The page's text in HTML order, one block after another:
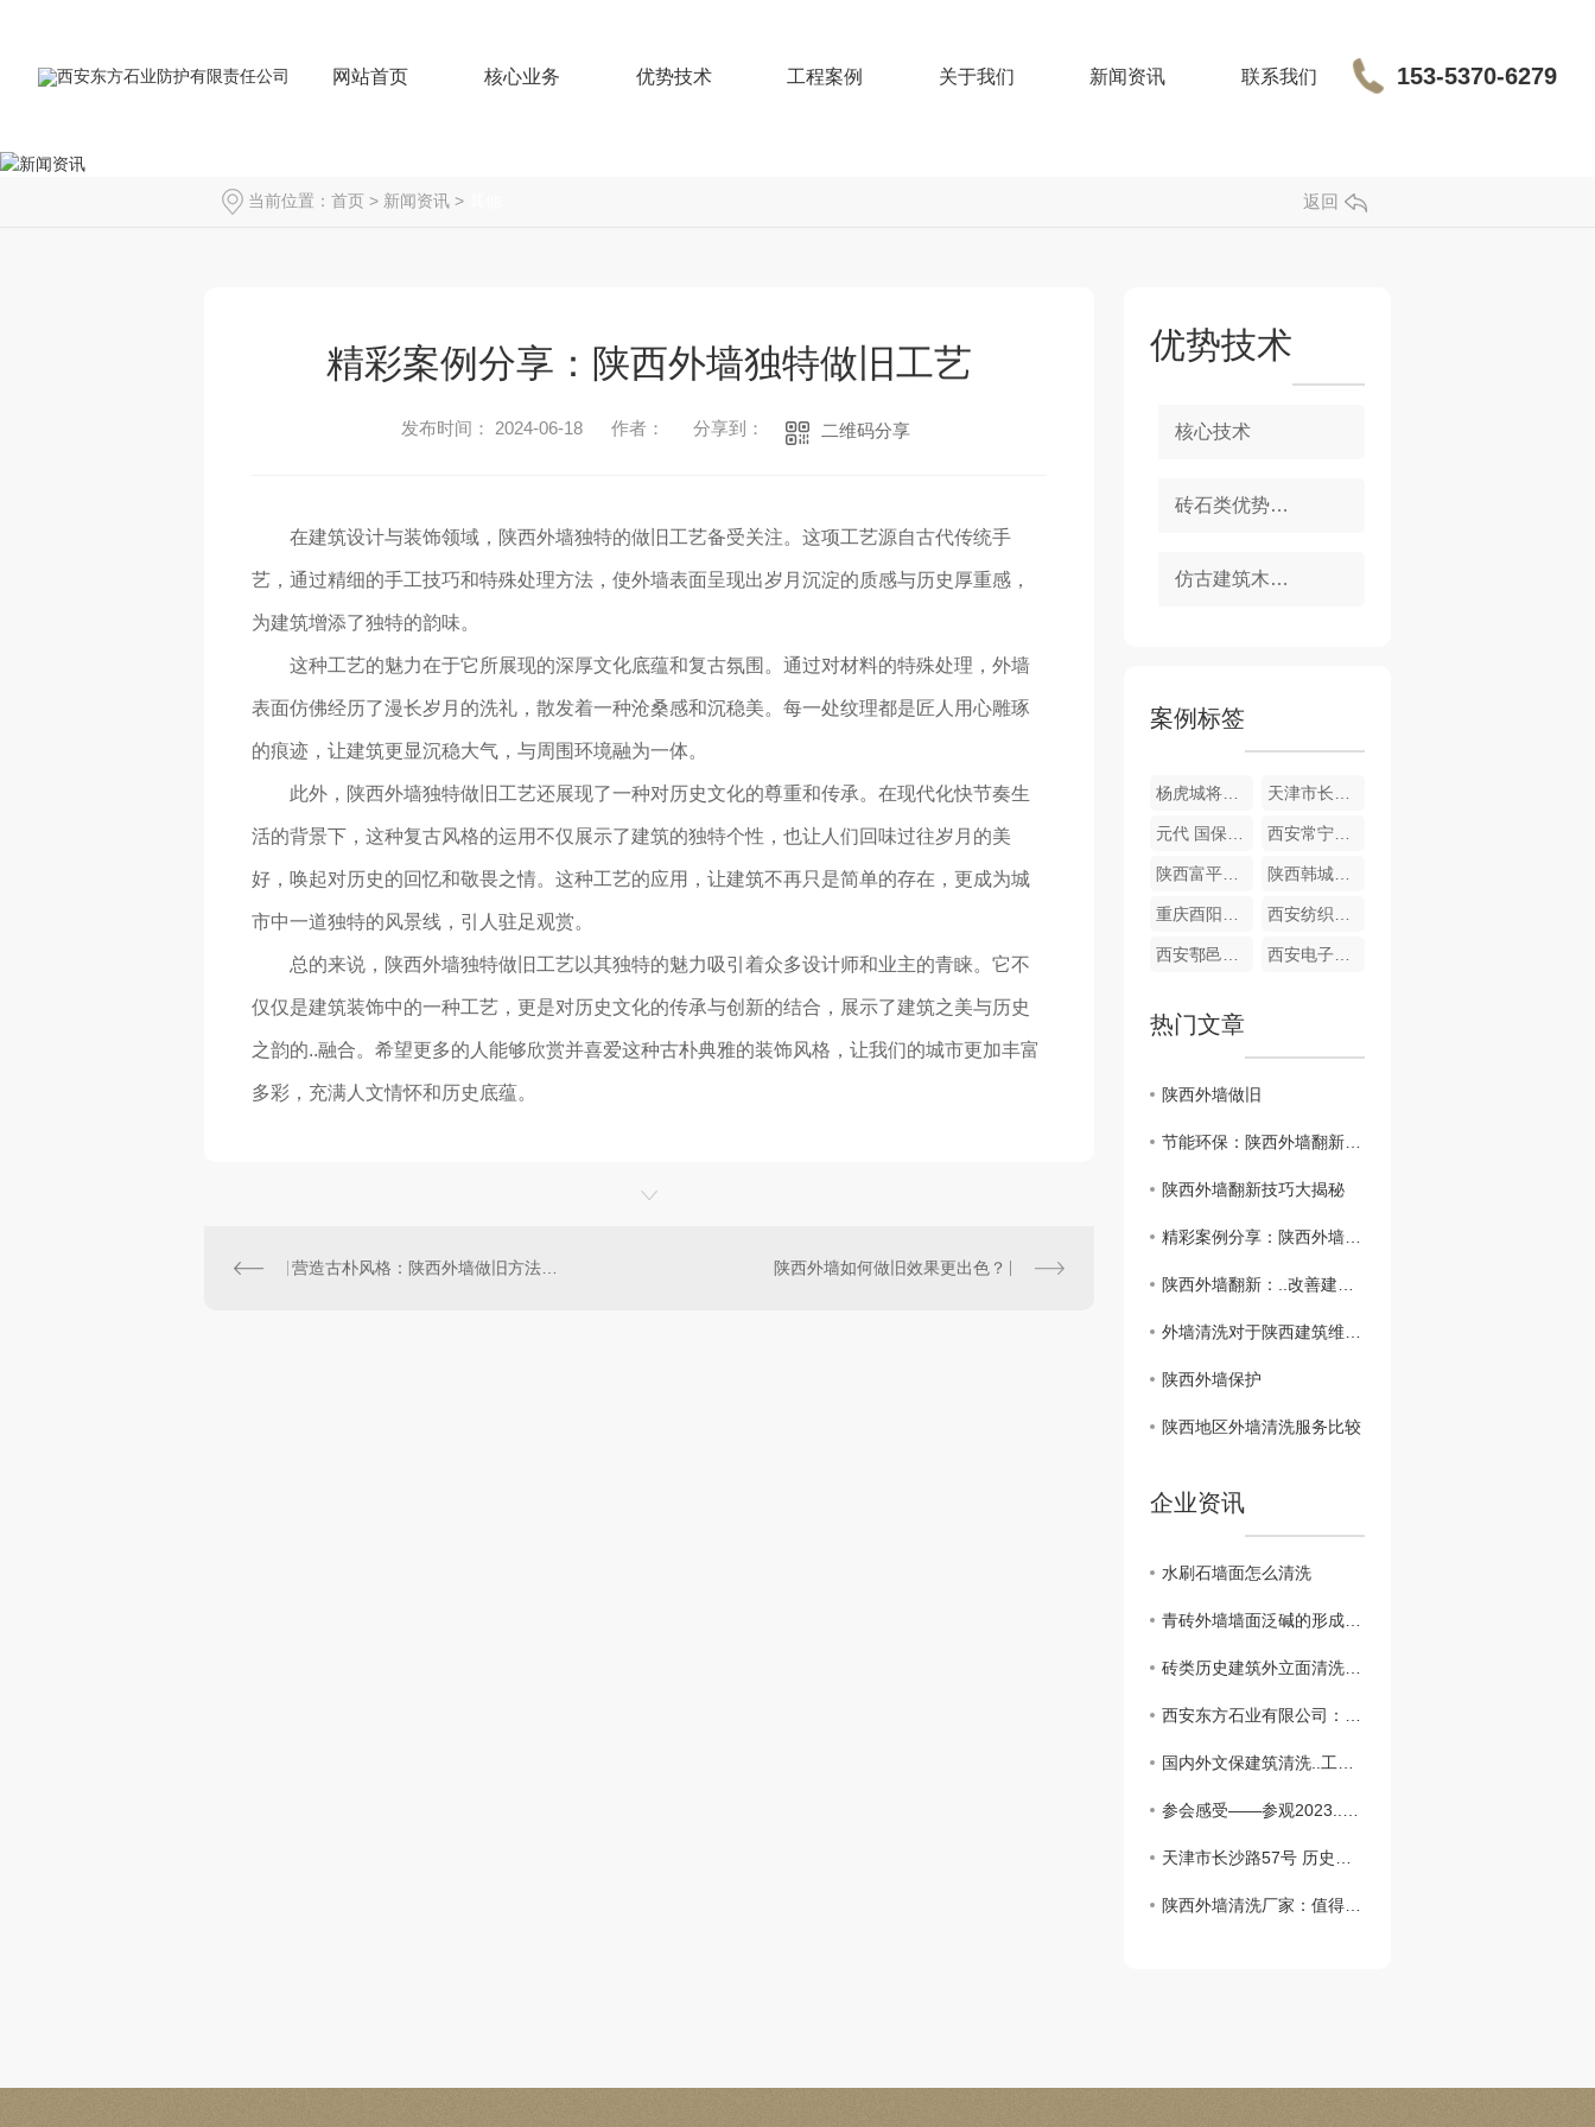
网站首页 核心业务 优势技术 工程案例 关于我们 新闻资讯 联系我们 153-5370-6279
当前位置： 首页 > 新闻资讯 > 返回
精彩案例分享：陕西外墙独特做旧工艺
发布时间： 2024-06-18 作者： 分享到： 二维码分享
在建筑设计与装饰领域，陕西外墙独特的做旧工艺备受关注。这项工艺源自古代传统手
艺，通过精细的手工技巧和特殊处理方法，使外墙表面呈现出岁月沉淀的质感与历史厚重感，
为建筑增添了独特的韵味。
这种工艺的魅力在于它所展现的深厚文化底蕴和复古氛围。通过对材料的特殊处理，外墙
表面仿佛经历了漫长岁月的洗礼，散发着一种沧桑感和沉稳美。每一处纹理都是匠人用心雕琢
的痕迹，让建筑更显沉稳大气，与周围环境融为一体。
此外，陕西外墙独特做旧工艺还展现了一种对历史文化的尊重和传承。在现代化快节奏生
活的背景下，这种复古风格的运用不仅展示了建筑的独特个性，也让人们回味过往岁月的美
好，唤起对历史的回忆和敬畏之情。这种工艺的应用，让建筑不再只是简单的存在，更成为城
市中一道独特的风景线，引人驻足观赏。
总的来说，陕西外墙独特做旧工艺以其独特的魅力吸引着众多设计师和业主的青睐。它不
仅仅是建筑装饰中的一种工艺，更是对历史文化的传承与创新的结合，展示了建筑之美与历史
之韵的..融合。希望更多的人能够欣赏并喜爱这种古朴典雅的装饰风格，让我们的城市更加丰富
多彩，充满人文情怀和历史底蕴。
营造古朴风格：陕西外墙做旧方法探究 陕西外墙如何做旧效果更出色？
优势技术
核心技术
砖石类优势技术
仿古建筑木结构优势技术
案例标签
杨虎城将军铜像清洗 天津市长沙路57号 历史风貌建筑外墙油漆清洗施工
元代 国保 同心清真大寺照壁清洗脱盐施工 西安常宁宫度假山庄油漆外墙无损清洗
陕西富平习仲勋故居纪念馆仿古建筑木结构作旧保护工程/夯土墙化学加固工程 陕西韩城古城民居保护工程
重庆酉阳桃花源景区仿古建筑木结构作旧保护工程 西安纺织城国棉三厂工业遗址外立面清洗作旧保护工程
西安鄠邑区渼陂湖云溪塔外立面清洗作旧保护工程 西安电子科技大学远望谷体育馆外石材地面清洗保护工程
热门文章
陕西外墙做旧
节能环保：陕西外墙翻新创新方案
陕西外墙翻新技巧大揭秘
精彩案例分享：陕西外墙翻新探讨
陕西外墙翻新：..改善建筑外观！
外墙清洗对于陕西建筑维护的重要性
陕西外墙保护
陕西地区外墙清洗服务比较
企业资讯
水刷石墙面怎么清洗
青砖外墙墙面泛碱的形成、清洗与治理
砖类历史建筑外立面清洗方法探讨
西安东方石业有限公司：全方位服务，提供历史建筑外墙清洗方案综合服务
国内外文保建筑清洗..工程案例分赏析
参会感受——参观2023..建筑遗产保护与修复博览会
天津市长沙路57号 历史风貌建筑外墙油漆清洗施工
陕西外墙清洗厂家：值得信赖的专业服务！